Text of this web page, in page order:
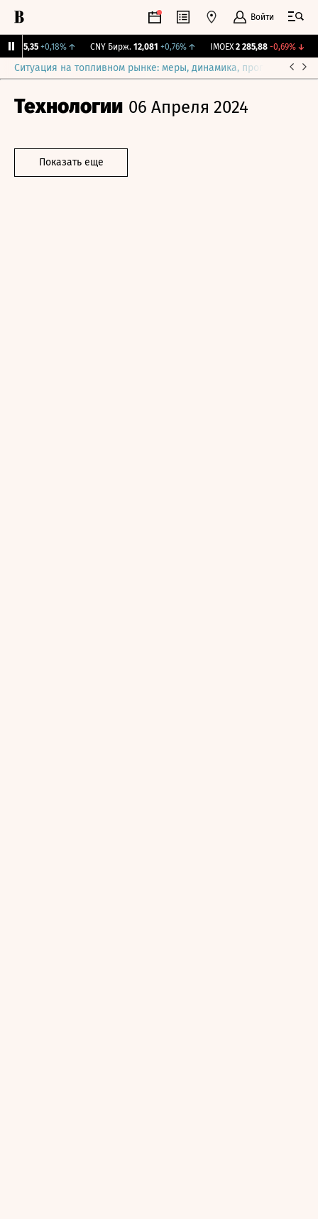
Войти
115,35 +0,18%↑ CNY Бирж. 12,081 +0,76%↑ IMOEX 2 285,88 -0,69%↓
Ситуация на топливном рынке: меры, динамика, прогнозы
Технологии 06 Апреля 2024
Показать еще